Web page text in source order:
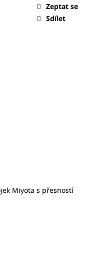
Zeptat se
Sdílet
Miyota s přesností